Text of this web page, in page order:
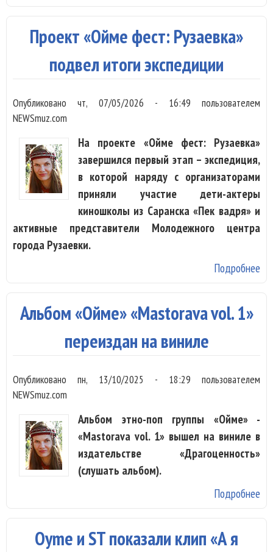
Проект «Ойме фест: Рузаевка»
подвел итоги экспедиции
Опубликованочт, 07/05/2026 - 16:49 пользователем
NEWSmuz.com
На проекте «Ойме фест: Рузаевка»
завершился первый этап – экспедиция,
в которой наряду с организаторами
приняли участие дети-актеры
киношколы из Саранска «Пек вадря» и
активные представители Молодежного центра
города Рузаевки.
Подробнее
Альбом «Ойме» «Mastorava vol. 1»
переиздан на виниле
Опубликованопн, 13/10/2025 - 18:29 пользователем
NEWSmuz.com
Альбом этно-поп группы «Ойме» -
«Mastorava vol. 1» вышел на виниле в
издательстве «Драгоценность»
(слушать альбом).
Подробнее
Oyme и ST показали клип «А я